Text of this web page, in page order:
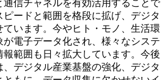
通信チャネルを有効活用することで
ードと範囲を格段に拡げ、デジタ
います。今やヒト・モノ、生活環
電子データ化され、様々なシステ
範囲も日々拡大しています。今後
デジタル産業基盤の強化、デジタ